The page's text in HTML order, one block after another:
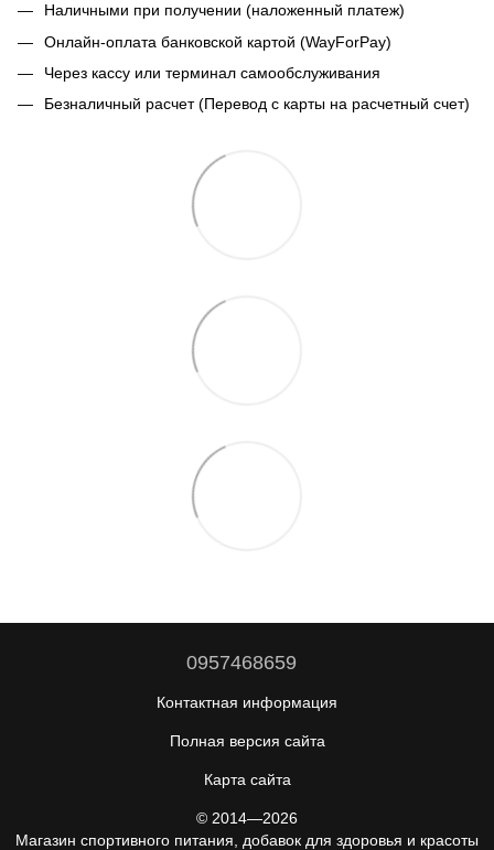
Наличными при получении (наложенный платеж)
Онлайн-оплата банковской картой (WayForPay)
Через кассу или терминал самообслуживания
Безналичный расчет (Перевод с карты на расчетный счет)
0957468659
Контактная информация
Полная версия сайта
Карта сайта
© 2014—2026
Магазин спортивного питания, добавок для здоровья и красоты